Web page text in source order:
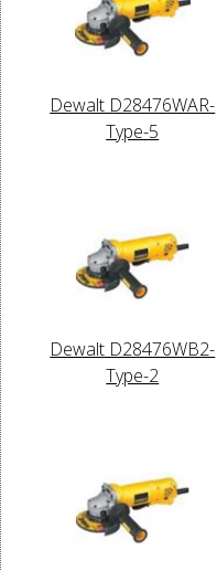
Dewalt D28476WAR-
Type-5
Dewalt D28476WB2-
Type-2